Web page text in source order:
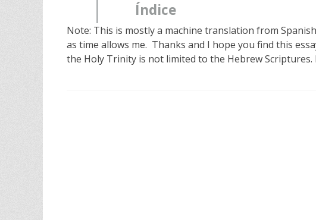
Índice
Note: This is mostly a machine translation from
as time allows me. Thanks and I hope you find this
the Holy Trinity is not limited to the Hebrew